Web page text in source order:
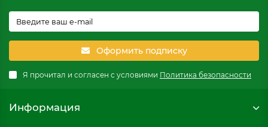
Оформить подписку
Я прочитал и согласен с условиями Политика безопасности
Информация